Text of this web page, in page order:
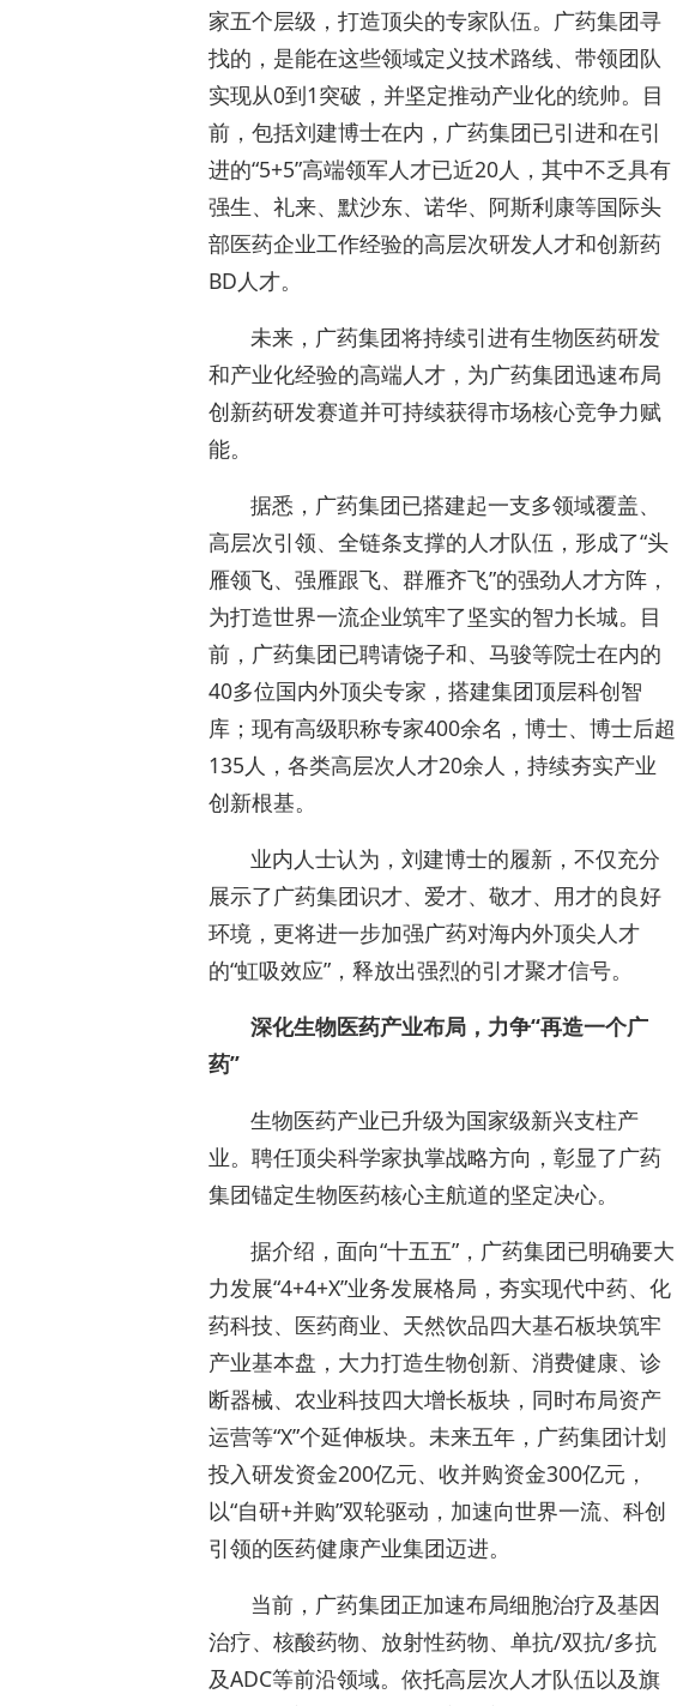
家五个层级，打造顶尖的专家队伍。广药集团寻
找的，是能在这些领域定义技术路线、带领团队
实现从0到1突破，并坚定推动产业化的统帅。目
前，包括刘建博士在内，广药集团已引进和在引
进的“5+5”高端领军人才已近20人，其中不乏具有
强生、礼来、默沙东、诺华、阿斯利康等国际头
部医药企业工作经验的高层次研发人才和创新药
BD人才。
未来，广药集团将持续引进有生物医药研发
和产业化经验的高端人才，为广药集团迅速布局
创新药研发赛道并可持续获得市场核心竞争力赋
能。
据悉，广药集团已搭建起一支多领域覆盖、
高层次引领、全链条支撑的人才队伍，形成了“头
雁领飞、强雁跟飞、群雁齐飞”的强劲人才方阵，
为打造世界一流企业筑牢了坚实的智力长城。目
前，广药集团已聘请饶子和、马骏等院士在内的
40多位国内外顶尖专家，搭建集团顶层科创智
库；现有高级职称专家400余名，博士、博士后超
135人，各类高层次人才20余人，持续夯实产业
创新根基。
业内人士认为，刘建博士的履新，不仅充分
展示了广药集团识才、爱才、敬才、用才的良好
环境，更将进一步加强广药对海内外顶尖人才
的“虹吸效应”，释放出强烈的引才聚才信号。
深化生物医药产业布局，力争“再造一个广
药”
生物医药产业已升级为国家级新兴支柱产
业。聘任顶尖科学家执掌战略方向，彰显了广药
集团锚定生物医药核心主航道的坚定决心。
据介绍，面向“十五五”，广药集团已明确要大
力发展“4+4+X”业务发展格局，夯实现代中药、化
药科技、医药商业、天然饮品四大基石板块筑牢
产业基本盘，大力打造生物创新、消费健康、诊
断器械、农业科技四大增长板块，同时布局资产
运营等“X”个延伸板块。未来五年，广药集团计划
投入研发资金200亿元、收并购资金300亿元，
以“自研+并购”双轮驱动，加速向世界一流、科创
引领的医药健康产业集团迈进。
当前，广药集团正加速布局细胞治疗及基因
治疗、核酸药物、放射性药物、单抗/双抗/多抗
及ADC等前沿领域。依托高层次人才队伍以及旗